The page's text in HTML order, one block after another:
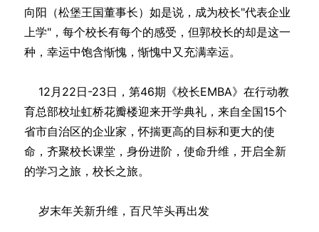
向阳（松堡王国董事长）如是说，成为校长"代表企业
上学"，每个校长有每个的感受，但郭校长的却是这一
种，幸运中饱含惭愧，惭愧中又充满幸运。
12月22日-23日，第46期《校长EMBA》在行动教
育总部校址虹桥花瓣楼迎来开学典礼，来自全国15个
省市自治区的企业家，怀揣更高的目标和更大的使
命，齐聚校长课堂，身份进阶，使命升维，开启全新
的学习之旅，校长之旅。
岁末年关新升维，百尺竿头再出发